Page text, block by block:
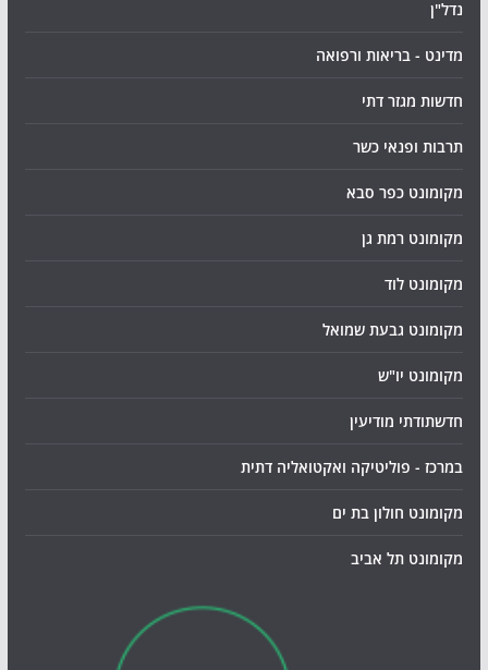
נדל"ן
מדינט - בריאות ורפואה
חדשות מגזר דתי
תרבות ופנאי כשר
מקומונט כפר סבא
מקומונט רמת גן
מקומונט לוד
מקומונט גבעת שמואל
מקומונט יו"ש
חדשתודתי מודיעין
במרכז - פוליטיקה ואקטואליה דתית
מקומונט חולון בת ים
מקומונט תל אביב